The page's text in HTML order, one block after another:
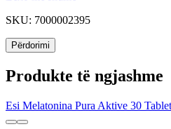
SKU: 7000002395
Përdorimi
Produkte të ngjashme
Esi Melatonina Pura Aktive 30